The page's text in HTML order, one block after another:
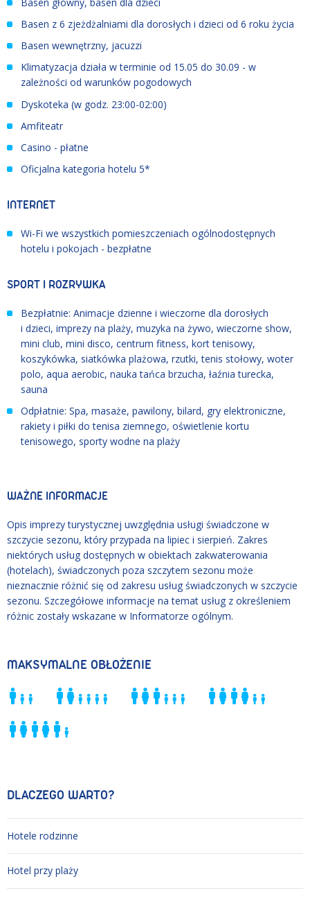
Basen z 6 zjeżdżalniami dla dorosłych i dzieci od 6 roku życia
Basen wewnętrzny, jacuzzi
Klimatyzacja działa w terminie od 15.05 do 30.09 - w
zależności od warunków pogodowych
Dyskoteka (w godz. 23:00-02:00)
Amfiteatr
Casino - płatne
Oficjalna kategoria hotelu 5*
INTERNET
Wi-Fi we wszystkich pomieszczeniach ogólnodostępnych
hotelu i pokojach - bezpłatne
SPORT I ROZRYWKA
Bezpłatnie: Animacje dzienne i wieczorne dla dorosłych
i dzieci, imprezy na plaży, muzyka na żywo, wieczorne show,
mini club, mini disco, centrum fitness, kort tenisowy,
koszykówka, siatkówka plażowa, rzutki, tenis stołowy, woter
polo, aqua aerobic, nauka tańca brzucha, łaźnia turecka,
sauna
Odpłatnie: Spa, masaże, pawilony, bilard, gry elektroniczne,
rakiety i piłki do tenisa ziemnego, oświetlenie kortu
tenisowego, sporty wodne na plaży
WAŻNE INFORMACJE
Opis imprezy turystycznej uwzględnia usługi świadczone w
szczycie sezonu, który przypada na lipiec i sierpień. Zakres
niektórych usług dostępnych w obiektach zakwaterowania
(hotelach), świadczonych poza szczytem sezonu może
nieznacznie różnić się od zakresu usług świadczonych w szczycie
sezonu. Szczegółowe informacje na temat usług z określeniem
różnic zostały wskazane w Informatorze ogólnym.
MAKSYMALNE OBŁOŻENIE
DLACZEGO WARTO?
Hotele rodzinne
Hotel przy plaży